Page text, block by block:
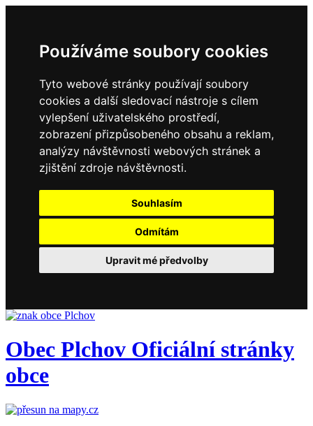
Používáme soubory cookies
Tyto webové stránky používají soubory
cookies a další sledovací nástroje s cílem
vylepšení uživatelského prostředí,
zobrazení přizpůsobeného obsahu a reklam,
analýzy návštěvnosti webových stránek a
zjištění zdroje návštěvnosti.
Souhlasím
Odmítám
Upravit mé předvolby
Obec Plchov Oficiální stránky
obce